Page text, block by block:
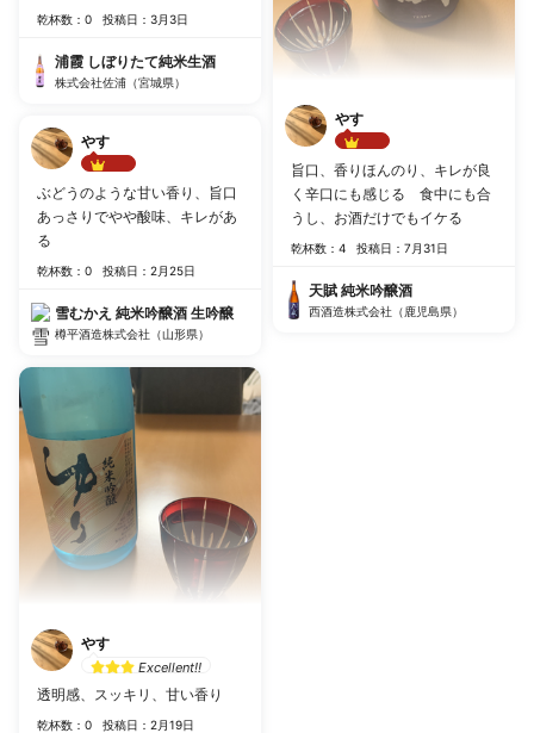
乾杯数：0 投稿日：3月3日
浦霞 しぼりたて純米生酒
株式会社佐浦（宮城県）
やす
ぶどうのような甘い香り、旨口
あっさりでやや酸味、キレがあ
る
乾杯数：0 投稿日：2月25日
雪むかえ 純米吟醸酒 生吟醸
樽平酒造株式会社（山形県）
やす
Excellent!!
透明感、スッキリ、甘い香り
乾杯数：0 投稿日：2月19日
やす
Best!!
旨口、香りほんのり、キレが良
く辛口にも感じる 食中にも合
うし、お酒だけでもイケる
乾杯数：4 投稿日：7月31日
天賦 純米吟醸酒
西酒造株式会社（鹿児島県）